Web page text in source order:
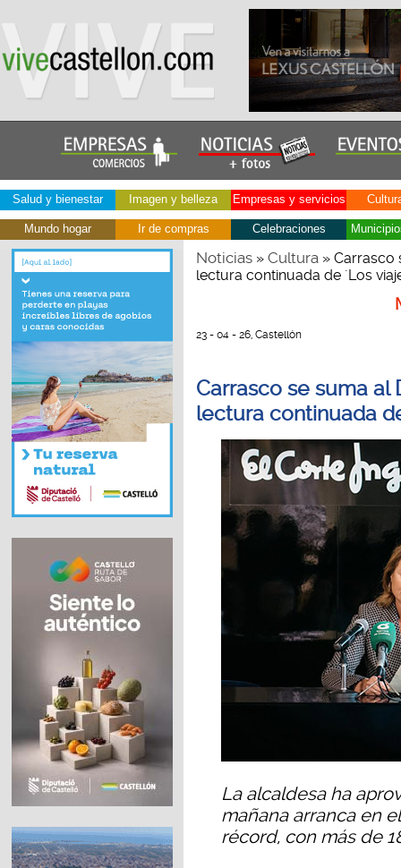
Salud y bienestar Imagen y belleza Empresas y servicios
Mundo hogar Ir de compras Celebraciones
Noticias» Cultura» Carrasco
lectura continuada de ´Los
23 - 04 - 26, Castellón
Carrasco se suma al
lectura continuada
La alcaldesa ha
mañana arranca en
récord, con más de